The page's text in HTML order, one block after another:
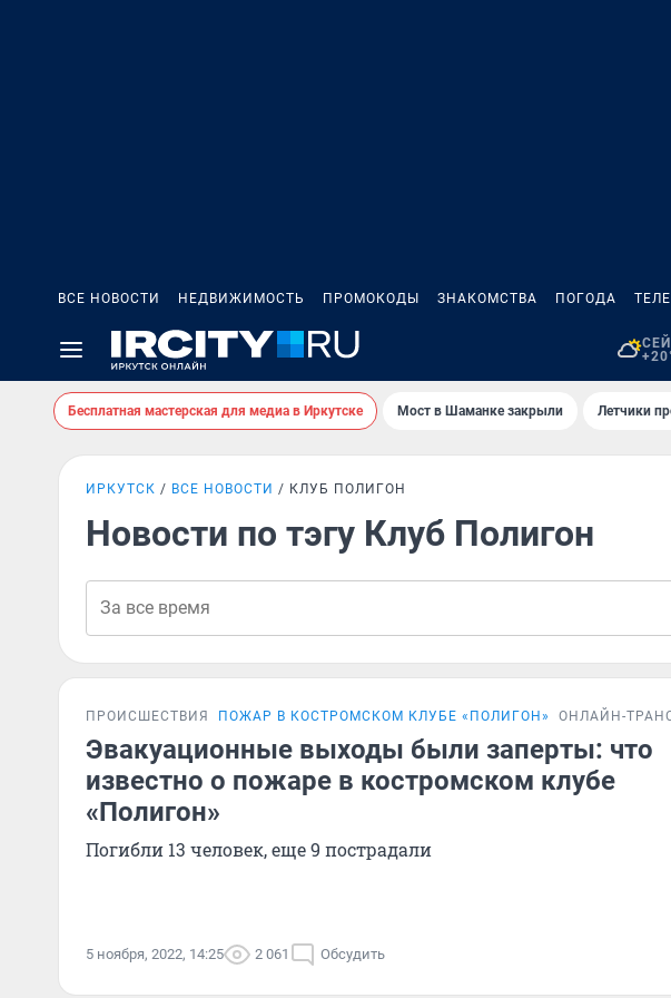
ВСЕ НОВОСТИ НЕДВИЖИМОСТЬ ПРОМОКОДЫ ЗНАКОМСТВА ПОГОДА
Бесплатная мастерская для медиа в Иркутске Мост в Шаманке закрыли Летчики
ИРКУТСК ВСЕ НОВОСТИ КЛУБ ПОЛИГОН
Новости по тэгу Клуб Полигон
ПРОИСШЕСТВИЯ ПОЖАР В КОСТРОМСКОМ КЛУБЕ «ПОЛИГОН» ОНЛАЙН-
Эвакуационные выходы были заперты: что
известно о пожаре в костромском клубе
«Полигон»
Погибли 13 человек, еще 9 пострадали
5 ноября, 2022, 14:25 2 061 Обсудить